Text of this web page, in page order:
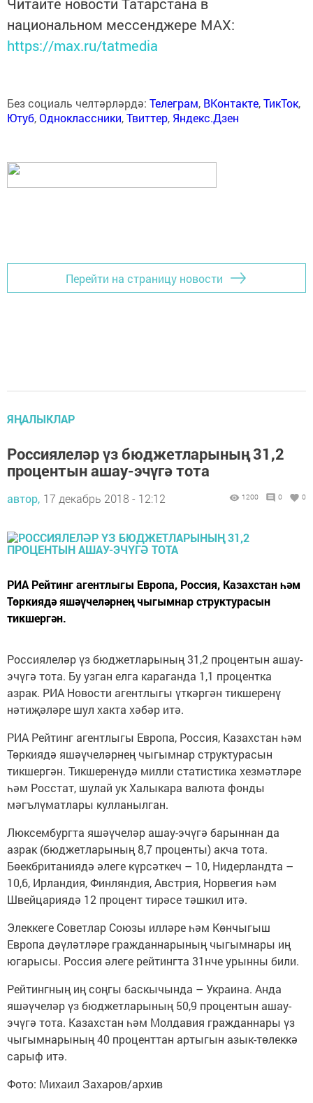
Читайте новости Татарстана в
национальном мессенджере MАХ:
https://max.ru/tatmedia
Без социаль челтәрләрдә: Телеграм, ВКонтакте,ТикТок,
Ютуб,Одноклассники,Твиттер, Яндекс.Дзен
Перейти на страницу новости
ЯҢАЛЫКЛАР
Россиялеләр үз бюджетларының 31,2
процентын ашау-эчүгә тота
автор, 17 декабрь 2018 - 12:12 1200 0 0
РИА Рейтинг агентлыгы Европа, Россия, Казахстан һәм
Төркиядә яшәүчеләрнең чыгымнар структурасын
тикшергән.
Россиялеләр үз бюджетларының 31,2 процентын ашау-
эчүгә тота. Бу узган елга караганда 1,1 процентка
азрак. РИА Новости агентлыгы үткәргән тикшеренү
нәтиҗәләре шул хакта хәбәр итә.
РИА Рейтинг агентлыгы Европа, Россия, Казахстан һәм
Төркиядә яшәүчеләрнең чыгымнар структурасын
тикшергән. Тикшеренүдә милли статистика хезмәтләре
һәм Росстат, шулай ук Халыкара валюта фонды
мәгълүматлары кулланылган.
Люксембургта яшәүчеләр ашау-эчүгә барыннан да
азрак (бюджетларының 8,7 проценты) акча тота.
Бөекбританиядә әлеге күрсәткеч – 10, Нидерландта –
10,6, Ирландия, Финляндия, Австрия, Норвегия һәм
Швейцариядә 12 процент тирәсе тәшкил итә.
Элеккеге Советлар Союзы илләре һәм Көнчыгыш
Европа дәүләтләре гражданнарының чыгымнары иң
югарысы. Россия әлеге рейтингта 31нче урынны били.
Рейтингның иң соңгы баскычында – Украина. Анда
яшәүчеләр үз бюджетларының 50,9 процентын ашау-
эчүгә тота. Казахстан һәм Молдавия гражданнары үз
чыгымнарының 40 проценттан артыгын азык-төлеккә
сарыф итә.
Фото: Михаил Захаров/архив